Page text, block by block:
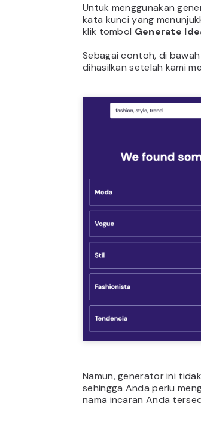
Untuk menggunakan
kata kunci yang
klik tombol Generate
Sebagai contoh, di
dihasilkan setelah kami
Namun, generator ini
sehingga Anda perlu
nama incaran Anda